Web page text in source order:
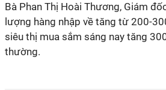
Bà Phan Thị Hoài Thương, Giám
lượng hàng nhập về tăng từ 200-
siêu thị mua sắm sáng nay tăng
thường.